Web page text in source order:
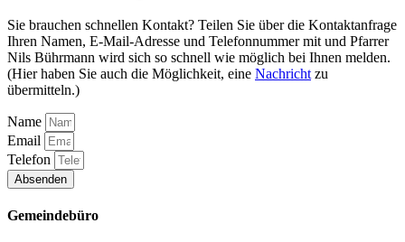
Sie brauchen schnellen Kontakt? Teilen Sie über die Kontaktanfrage
Ihren Namen, E-Mail-Adresse und Telefonnummer mit und Pfarrer
Nils Bührmann wird sich so schnell wie möglich bei Ihnen melden.
(Hier haben Sie auch die Möglichkeit, eine Nachricht zu
übermitteln.)
Name
Email
Telefon
Absenden
Gemeindebüro